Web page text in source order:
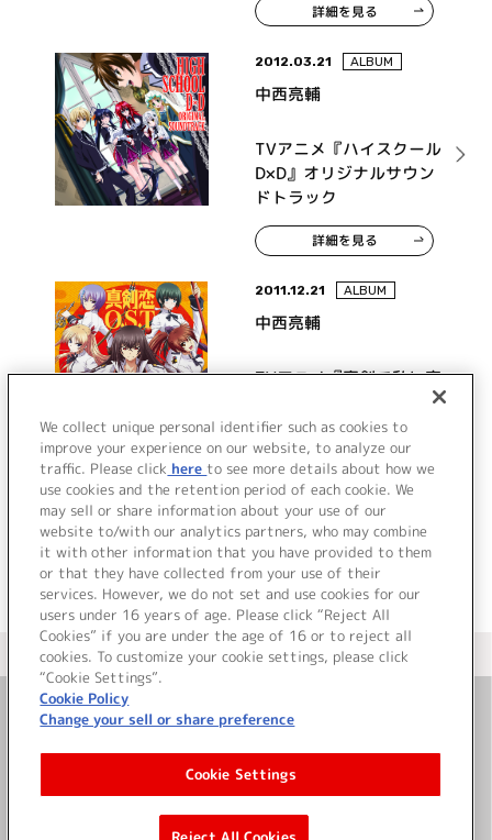
詳細を見る
2012.03.21 ALBUM
中西亮輔
TVアニメ『ハイスクール
D×D』オリジナルサウン
ドトラック
詳細を見る
2011.12.21 ALBUM
中西亮輔
TVアニメ『真剣で私に恋
サウンドトラック
詳細を見る
＜ カタログサイト トップページへ
お問い合わせ
サイト利用について
We collect unique personal identifier such as cookies to
improve your experience on our website, to analyze our
traffic. Please click here to see more details about how we
use cookies and the retention period of each cookie. We
may sell or share information about your use of our
website to/with our analytics partners, who may combine
it with other information that you have provided to them
or that they have collected from your use of their
services. However, we do not set and use cookies for our
users under 16 years of age. Please click “Reject All
Cookies” if you are under the age of 16 or to reject all
cookies. To customize your cookie settings, please click
“Cookie Settings”.
Cookie Policy
Change your sell or share preference
Cookie Settings